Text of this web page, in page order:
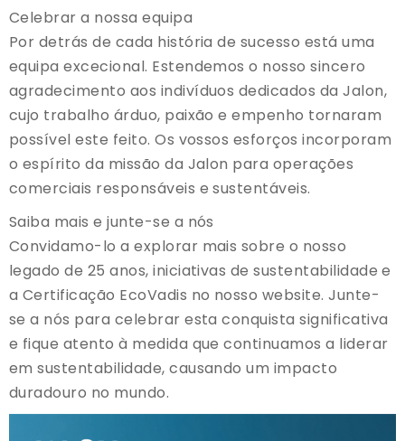
Celebrar a nossa equipa
Por detrás de cada história de sucesso está uma
equipa excecional. Estendemos o nosso sincero
agradecimento aos indivíduos dedicados da Jalon,
cujo trabalho árduo, paixão e empenho tornaram
possível este feito. Os vossos esforços incorporam
o espírito da missão da Jalon para operações
comerciais responsáveis e sustentáveis.
Saiba mais e junte-se a nós
Convidamo-lo a explorar mais sobre o nosso
legado de 25 anos, iniciativas de sustentabilidade e
a Certificação EcoVadis no nosso website. Junte-
se a nós para celebrar esta conquista significativa
e fique atento à medida que continuamos a liderar
em sustentabilidade, causando um impacto
duradouro no mundo.